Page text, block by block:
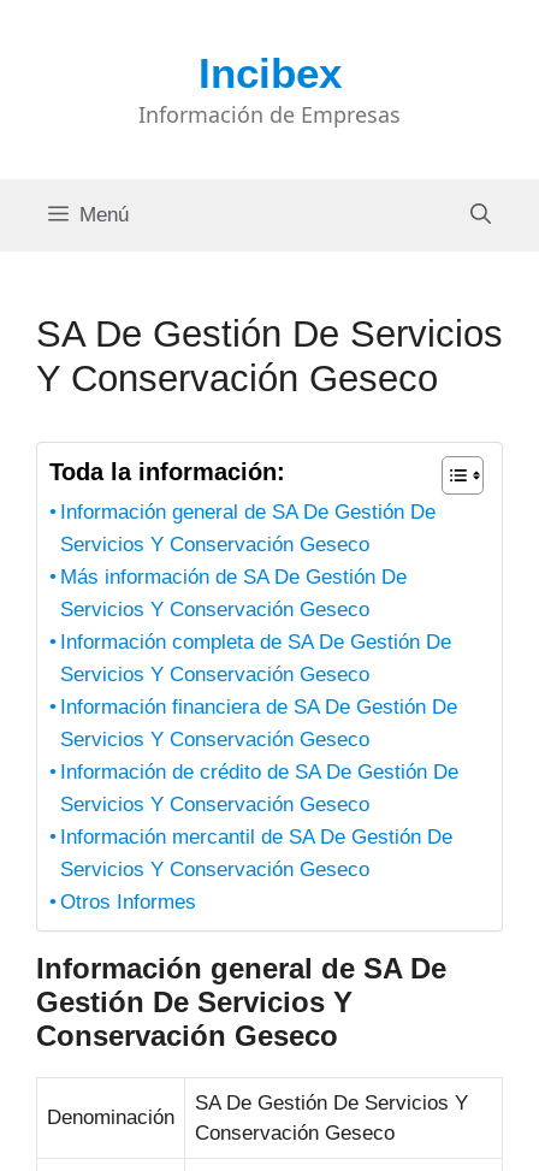
Incibex
Información de Empresas
Menú
SA De Gestión De Servicios
Y Conservación Geseco
Toda la información:
Información general de SA De Gestión De
Servicios Y Conservación Geseco
Más información de SA De Gestión De
Servicios Y Conservación Geseco
Información completa de SA De Gestión De
Servicios Y Conservación Geseco
Información financiera de SA De Gestión De
Servicios Y Conservación Geseco
Información de crédito de SA De Gestión De
Servicios Y Conservación Geseco
Información mercantil de SA De Gestión De
Servicios Y Conservación Geseco
Otros Informes
Información general de SA De
Gestión De Servicios Y
Conservación Geseco
Denominación
SA De Gestión De Servicios Y
Conservación Geseco